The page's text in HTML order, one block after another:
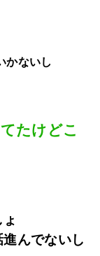
かないし
たけどこ
んでないし